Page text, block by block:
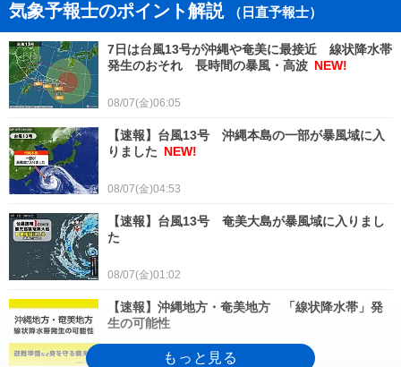
気象予報士のポイント解説 （日直予報士）
7日は台風13号が沖縄や奄美に最接近 線状降水帯
発生のおそれ 長時間の暴風・高波 NEW!
08/07(金)06:05
【速報】台風13号 沖縄本島の一部が暴風域に入
りました NEW!
08/07(金)04:53
【速報】台風13号 奄美大島が暴風域に入りまし
た
08/07(金)01:02
【速報】沖縄地方・奄美地方 「線状降水帯」発
生の可能性
08/06(木)23:48